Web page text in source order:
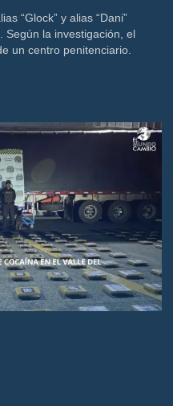
“Glock” y alias “Dani”
Según la investigación, el
un centro penitenciario.